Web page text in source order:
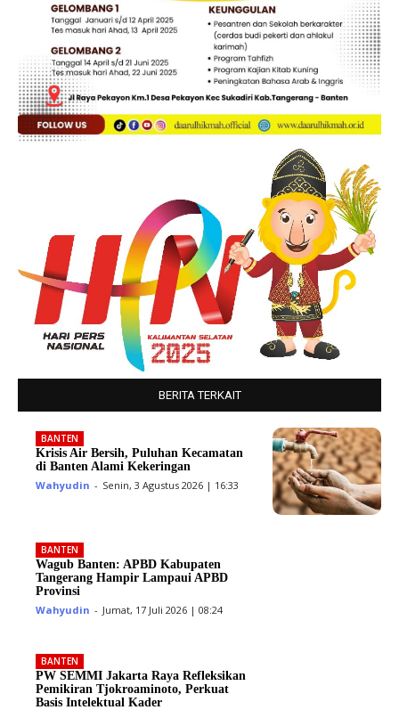
BERITA TERKAIT
BANTEN
Krisis Air Bersih, Puluhan Kecamatan
di Banten Alami Kekeringan
Wahyudin - Senin, 3 Agustus 2026 | 16:33
BANTEN
Wagub Banten: APBD Kabupaten
Tangerang Hampir Lampaui APBD
Provinsi
Wahyudin - Jumat, 17 Juli 2026 | 08:24
BANTEN
PW SEMMI Jakarta Raya Refleksikan
Pemikiran Tjokroaminoto, Perkuat
Basis Intelektual Kader